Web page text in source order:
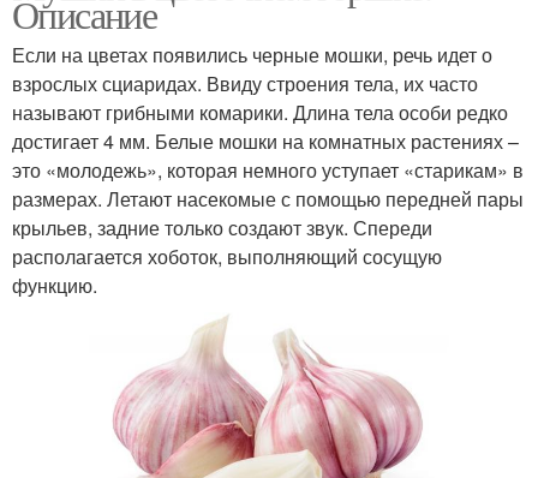
Описание
Если на цветах появились черные мошки, речь идет о
взрослых сциаридах. Ввиду строения тела, их часто
называют грибными комарики. Длина тела особи редко
достигает 4 мм. Белые мошки на комнатных растениях –
это «молодежь», которая немного уступает «старикам» в
размерах. Летают насекомые с помощью передней пары
крыльев, задние только создают звук. Спереди
располагается хоботок, выполняющий сосущую
функцию.